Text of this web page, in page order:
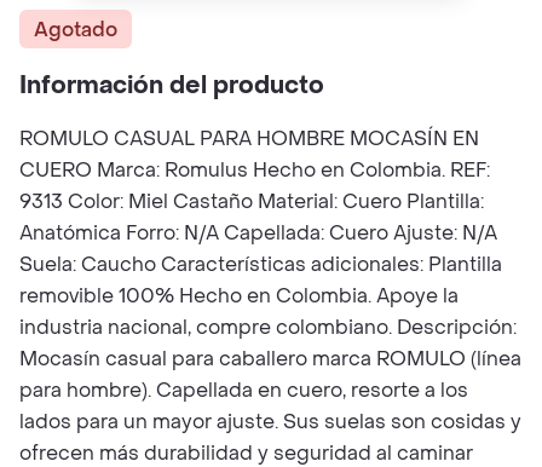
Agotado
Información del producto
ROMULO CASUAL PARA HOMBRE MOCASÍN EN
CUERO Marca: Romulus Hecho en Colombia. REF:
9313 Color: Miel Castaño Material: Cuero Plantilla:
Anatómica Forro: N/A Capellada: Cuero Ajuste: N/A
Suela: Caucho Características adicionales: Plantilla
removible 100% Hecho en Colombia. Apoye la
industria nacional, compre colombiano. Descripción:
Mocasín casual para caballero marca ROMULO (línea
para hombre). Capellada en cuero, resorte a los
lados para un mayor ajuste. Sus suelas son cosidas y
ofrecen más durabilidad y seguridad al caminar